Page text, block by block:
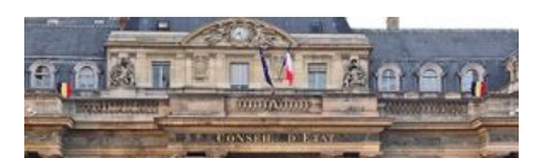
Le
Conseil
d’État
ouvre